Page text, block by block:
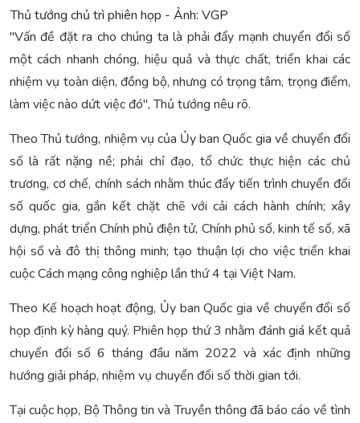
Thủ tướng chủ trì phiên họp - Ảnh: VGP
"Vấn đề đặt ra cho chúng ta là phải đẩy mạnh chuyển đổi số
một cách nhanh chóng, hiệu quả và thực chất, triển khai các
nhiệm vụ toàn diện, đồng bộ, nhưng có trọng tâm, trọng điểm,
làm việc nào dứt việc đó", Thủ tướng nêu rõ.
Theo Thủ tướng, nhiệm vụ của Ủy ban Quốc gia về chuyển đổi
số là rất nặng nề; phải chỉ đạo, tổ chức thực hiện các chủ
trương, cơ chế, chính sách nhằm thúc đẩy tiến trình chuyển đổi
số quốc gia, gắn kết chặt chẽ với cải cách hành chính; xây
dựng, phát triển Chính phủ điện tử, Chính phủ số, kinh tế số, xã
hội số và đô thị thông minh; tạo thuận lợi cho việc triển khai
cuộc Cách mạng công nghiệp lần thứ 4 tại Việt Nam.
Theo Kế hoạch hoạt động, Ủy ban Quốc gia về chuyển đổi số
họp định kỳ hàng quý. Phiên họp thứ 3 nhằm đánh giá kết quả
chuyển đổi số 6 tháng đầu năm 2022 và xác định những
hướng giải pháp, nhiệm vụ chuyển đổi số thời gian tới.
Tại cuộc họp, Bộ Thông tin và Truyền thông đã báo cáo về tình